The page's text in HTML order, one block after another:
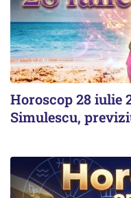
Horoscop 28 iulie
Simulescu,